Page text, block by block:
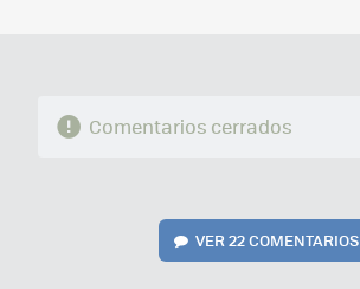
Comentarios cerrados
VER22 COMENTARIOS